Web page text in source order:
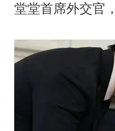
堂堂首席外交官